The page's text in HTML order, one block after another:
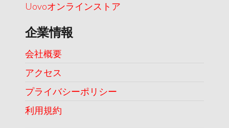
Uovoオンラインストア
企業情報
会社概要
アクセス
プライバシーポリシー
利用規約